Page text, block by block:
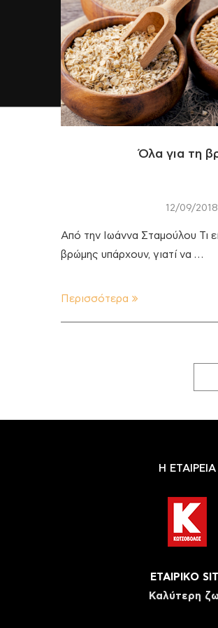
Όλα για τη
12/09/2018
Από την Ιωάννα Σταμούλου Τι
βρώμης υπάρχουν, γιατί να …
Περισσότερα
Η ΕΤΑΙΡΕΙΑ
ΕΤΑΙΡΙΚΟ
Καλύτερη